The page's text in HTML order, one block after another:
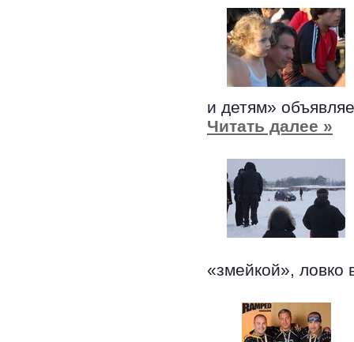
и детям»
Читать далее »
«змейкой», ловко